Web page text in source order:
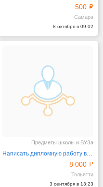
500
Самара
8 октября в 09:02
Предметы школы и ВУЗа
Написать дипломную работу в Тольятти
8 000
Тольятти
3 сентября в 13:23